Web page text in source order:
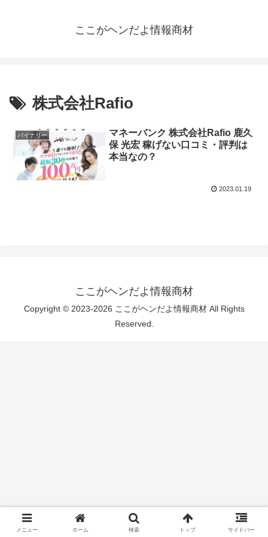
ここがヘンだよ情報商材
株式会社Rafio
バイナリー
マネーバンク 株式会社Rafio 鹿久
保 光宏 稼げない口コミ・評判は
本当なの？
2023.01.19
ここがヘンだよ情報商材
Copyright © 2023-2026 ここがヘンだよ情報商材 All Rights
Reserved.
メニュー ホーム 検索 トップ サイドバー